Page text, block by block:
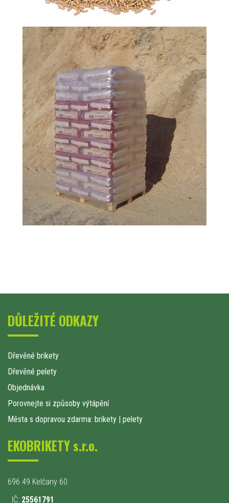
DŮLEŽITÉ ODKAZY
Dřevěné brikety
Dřevěné pelety
Objednávka
Porovnejte si způsoby výtápění
Města s dopravou zdarma: brikety | pelety
EKOBRIKETY s.r.o.
696 49 Kelčany 60
IČ: 25561791